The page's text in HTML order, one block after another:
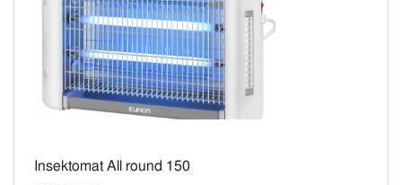
Insektomat All round 150